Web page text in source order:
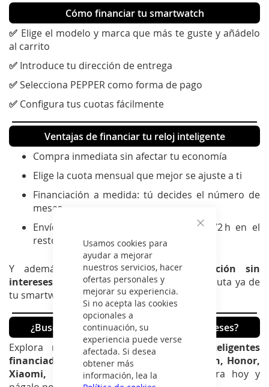
Usamos cookies para
ayudar a mejorar
nuestros servicios, hacer
ofertas personales y
mejorar su experiencia.
Si no acepta las cookies
opcionales a
continuación, su
experiencia puede verse
afectada. Si desea
obtener más
información, lea la
Cómo financiar tu smartwatch
✅ Elige el modelo y marca que más te guste y añádelo
al carrito
✅ Introduce tu dirección de entrega
✅Selecciona PEPPER como forma de pago
✅ Configura tus cuotas fácilmente
Ventajas de financiar tu reloj inteligente
Compra inmediata sin afectar tu economía
Elige la cuota mensual que mejor se ajuste a ti
Financiación a medida: tú decides el número de
meses
Envío rápido: 24 h en Madrid, hasta 72 h en el
resto de España
Y además, puedes acceder afinanciación sin
intereses según importe y condiciones. Disfruta ya de
tu smartwatch sin preocuparte por el pago.
¿Buscas smartwatches a plazos sin intereses?
Explora nuestro catálogo derelojes inteligentes
financiados
con marcas como
DCU, Garmin, Honor,
Xiaomi, Maxcom, SPC y Nothing
. Compra hoy y